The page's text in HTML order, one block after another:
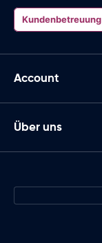
Kundenbetreuung
Account
Über uns